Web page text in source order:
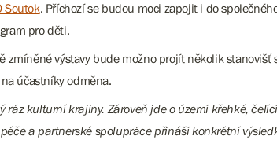
Soutok. Příchozí se budou moci zapojit i do
pro děti.
zmíněné výstavy bude možno projít několik stanovišť
účastníky odměna.
kulturní krajiny. Zároveň jde o území křehké,
a partnerské spolupráce přináší konkrétní